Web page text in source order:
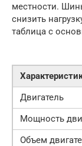
местности.
снизить
таблица с
Двигатель
Мощность
Объем